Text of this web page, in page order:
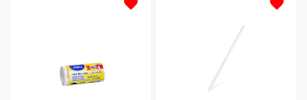
prostredie. Balenie obsahuje